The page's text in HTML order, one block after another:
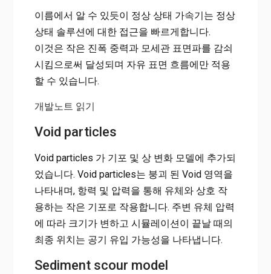
이름에서 알 수 있듯이 정상 상태 가속기는 정상
상태 솔루션에 대한 접근을 빠르게합니다.
이것은 작은 진폭 중력과 모세관 표면파를 감쇠
시킴으로써 달성되며 자유 표면 흐름에만 적용
할 수 있습니다.
개발노트 읽기
Void particles
Void particles 가 기포 및 상 변화 모델에 추가되
었습니다. Void particles는 붕괴 된 Void 영역을
나타내며, 항력 및 압력을 통해 유체와 상호 작
용하는 작은 기포로 작용합니다. 주변 유체 압력
에 따라 크기가 변하고 시뮬레이션이 끝날 때의
최종 위치는 공기 유입 가능성을 나타냅니다.
Sediment scour model